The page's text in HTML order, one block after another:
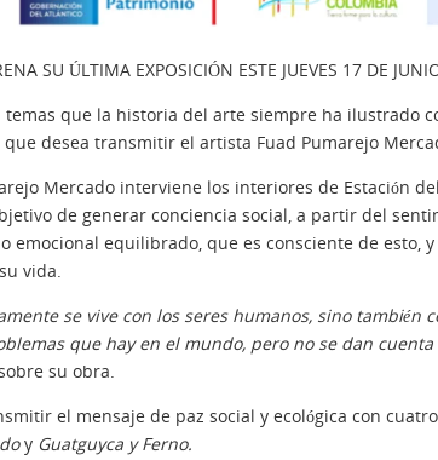
SU ÚLTIMA EXPOSICIÓN ESTE JUEVES 17 DE
temas que la historia del arte siempre ha ilustrado
desea transmitir el artista Fuad Pumarejo
Mercado interviene los interiores de Estación
de generar conciencia social, a partir del
emocional equilibrado, que es consciente de
vida.
se vive con los seres humanos, sino
que hay en el mundo, pero no se dan
su obra.
el mensaje de paz social y ecológica con
y Guatguyca y Ferno.